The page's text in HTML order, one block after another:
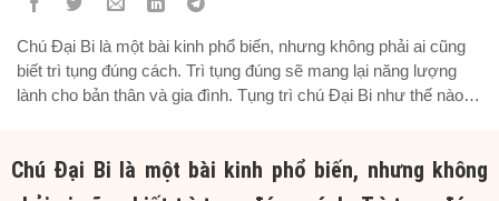
Chú Đại Bi là một bài kinh phổ biến, nhưng không phải ai cũng
biết trì tụng đúng cách. Trì tụng đúng sẽ mang lại năng lượng
lành cho bản thân và gia đình. Tụng trì chú Đại Bi như thế nào là
Chú Đại Bi là một bài kinh phổ biến, nhưng không